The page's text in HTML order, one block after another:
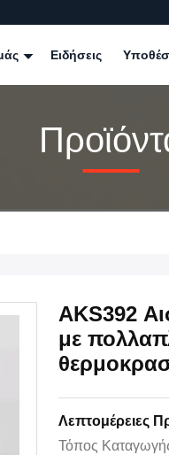
Ειδήσεις
AKS392
με
Λεπτομέρειες
Τόπος